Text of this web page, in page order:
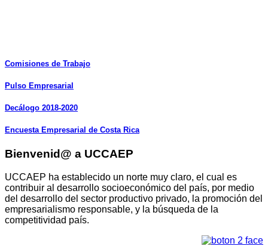
Comisiones de Trabajo
Pulso Empresarial
Decálogo 2018-2020
Encuesta Empresarial de Costa Rica
Bienvenid@ a UCCAEP
UCCAEP ha establecido un norte muy claro, el cual es
contribuir al desarrollo socioeconómico del país, por medio
del desarrollo del sector productivo privado, la promoción del
empresarialismo responsable, y la búsqueda de la
competitividad país.